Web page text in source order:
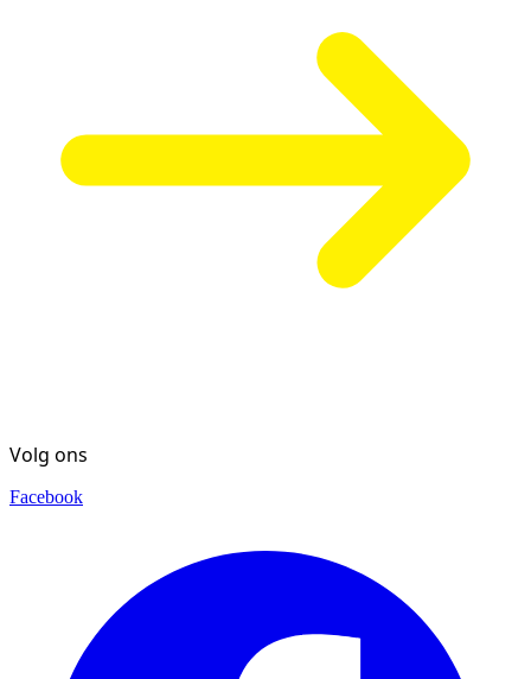
Volg ons
Facebook